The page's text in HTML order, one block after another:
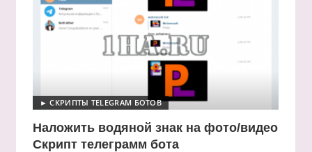
► СКРИПТЫ TELEGRAM БОТОВ
Наложить водяной знак на фото/видео
Скрипт телеграмм бота